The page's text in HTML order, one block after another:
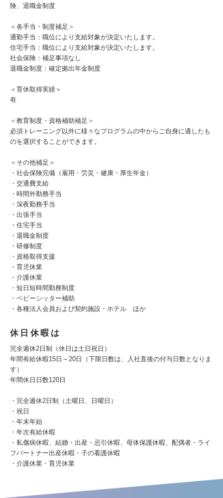
険、退職金制度
＜各手当・制度補足＞
通勤手当：職位により支給対象が決定いたします。
住宅手当：職位により支給対象が決定いたします。
社会保険：補足事項なし
退職金制度：確定拠出年金制度
＜育休取得実績＞
有
＜教育制度・資格補助補足＞
必須トレーニング以外に様々なプログラムの中からご自身に適したも
のを選択することができます。
＜その他補足＞
・社会保険完備（雇用・労災・健康・厚生年金）
・交通費支給
・時間外勤務手当
・深夜勤務手当
・出張手当
・住宅手当
・退職金制度
・研修制度
・資格取得支援
・育児休業
・介護休業
・短日短時間勤務制度
・ベビーシッター補助
・各種法人会員および契約施設・ホテル ほか
休日休暇は
完全週休2日制（休日は土日祝日）
年間有給休暇15日～20日（下限日数は、入社直後の付与日数となりま
す）
年間休日日数120日
・完全週休2日制（土曜日、日曜日）
・祝日
・年末年始
・年次有給休暇
・私傷病休暇、結婚・出産・忌引休暇、母体保護休暇、配偶者・ライ
フパートナー出産休暇・子の看護休暇
・介護休業・育児休業